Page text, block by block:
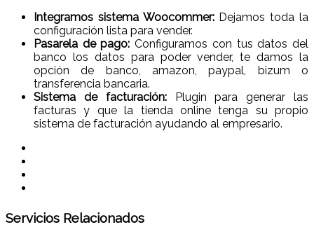
Integramos sistema Woocommer:Dejamos toda la
configuración lista para vender.
Pasarela de pago: Configuramos con tus datos del
banco los datos para poder vender, te damos la
opción de banco, amazon, paypal, bizum o
transferencia bancaria.
Sistema de facturación:Plugin para generar las
facturas y que la tienda online tenga su propio
sistema de facturación ayudando al empresario.
Servicios Relacionados